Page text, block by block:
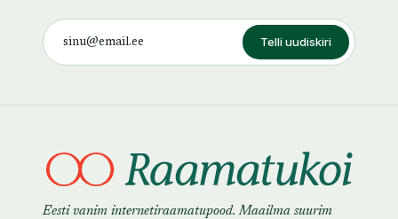
Telli uudiskiri
Eesti vanim internetiraamatupood. Maailma suurim